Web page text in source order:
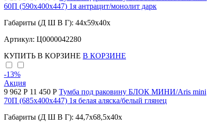
60П (590х400х447) 1я антрацит/монолит дарк
Габариты (Д Ш В Г): 44x59x40x
Артикул: Ц0000042280
КУПИТЬ В КОРЗИНЕ В КОРЗИНЕ
-13%
Акция
9 962 Р 11 450 Р Тумба под раковину БЛОК МИНИ/Aris mini
70П (685х400х447) 1я белая аляска/белый глянец
Габариты (Д Ш В Г): 44,7x68,5x40x